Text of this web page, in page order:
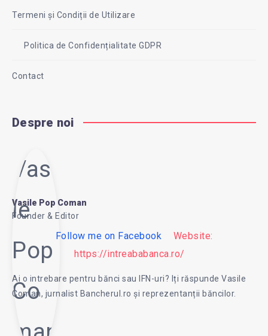
Termeni și Condiții de Utilizare
Politica de Confidențialitate GDPR
Contact
Despre noi
Vasi
le
Pop
Co
Vasile Pop Coman
Founder & Editor
Follow me on Facebook
Website:
https://intreababanca.ro/
Ai o intrebare pentru bănci sau IFN-uri? Iți răspunde Vasile
Coman, jurnalist Bancherul.ro și reprezentanții băncilor.